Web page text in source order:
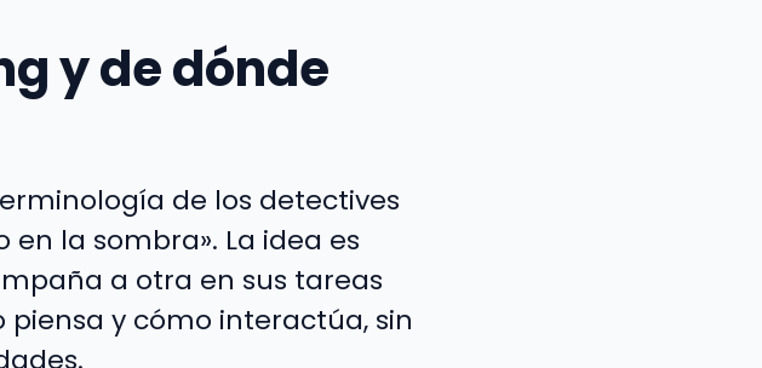
y de dónde
de los detectives
la sombra». La idea es
a otra en sus tareas
y cómo interactúa, sin